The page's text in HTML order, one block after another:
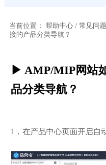
当前位置： 帮助中心/ 常见问题
接的产品分类导航？
▶ AMP/MIP网站
品分类导航？
1，在产品中心页面开启自